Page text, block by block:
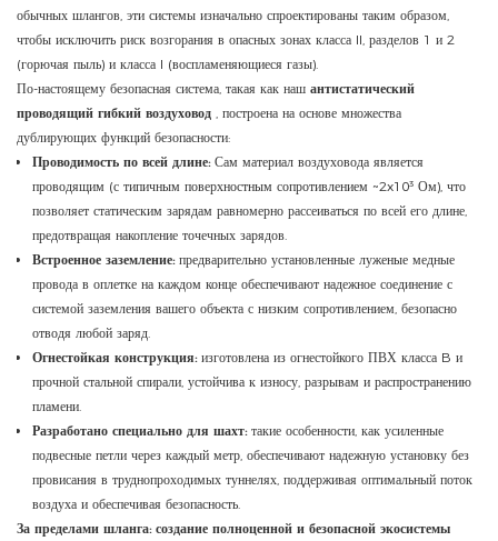
обычных шлангов, эти системы изначально спроектированы таким образом,
чтобы исключить риск возгорания в опасных зонах класса II, разделов 1 и 2
(горючая пыль) и класса I (воспламеняющиеся газы).
По-настоящему безопасная система, такая как наш антистатический
проводящий гибкий воздуховод , построена на основе множества
дублирующих функций безопасности:
Проводимость по всей длине:Сам материал воздуховода является
проводящим (с типичным поверхностным сопротивлением ~2x10³ Ом), что
позволяет статическим зарядам равномерно рассеиваться по всей его длине,
предотвращая накопление точечных зарядов.
Встроенное заземление:предварительно установленные луженые медные
провода в оплетке на каждом конце обеспечивают надежное соединение с
системой заземления вашего объекта с низким сопротивлением, безопасно
отводя любой заряд.
Огнестойкая конструкция:изготовлена ​​из огнестойкого ПВХ класса B и
прочной стальной спирали, устойчива к износу, разрывам и распространению
пламени.
Разработано специально для шахт:такие особенности, как усиленные
подвесные петли через каждый метр, обеспечивают надежную установку без
провисания в труднопроходимых туннелях, поддерживая оптимальный поток
воздуха и обеспечивая безопасность.
За пределами шланга: создание полноценной и безопасной экосистемы